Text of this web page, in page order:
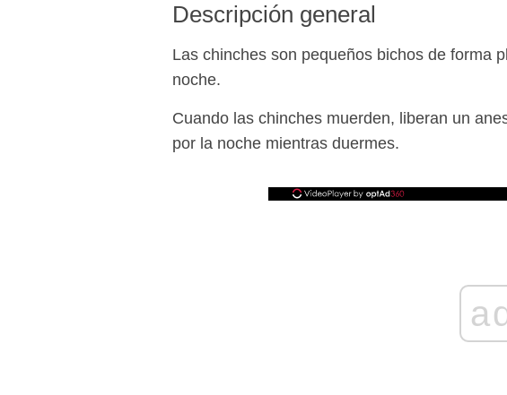
Descripción general
Las chinches son pequeños bichos de forma
noche.
Cuando las chinches muerden, liberan un
por la noche mientras duermes.